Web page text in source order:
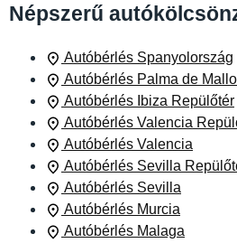
Népszerű
Autóbérlés Spanyolország
Autóbérlés Palma de
Autóbérlés Ibiza Repülőtér
Autóbérlés Valencia
Autóbérlés Valencia
Autóbérlés Sevilla
Autóbérlés Sevilla
Autóbérlés Murcia
Autóbérlés Malaga